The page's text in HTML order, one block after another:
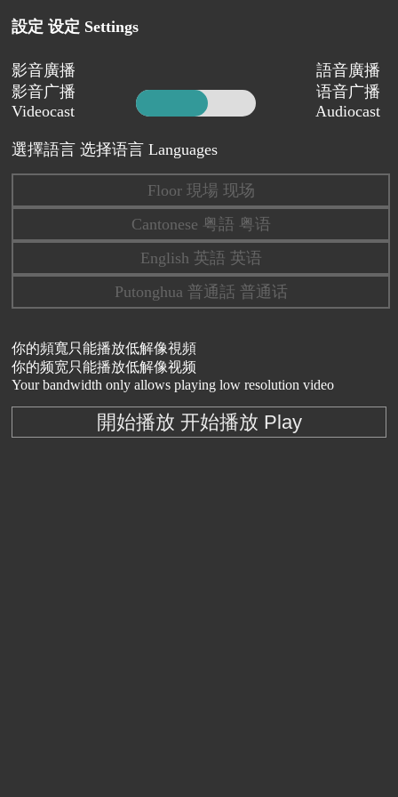
設定 设定 Settings
影音廣播
影音广播
Videocast
語音廣播
语音广播
Audiocast
選擇語言 选择语言 Languages
Floor 現場 现场
Cantonese 粤語 粤语
English 英語 英语
Putonghua 普通話 普通话
你的頻寬只能播放低解像視頻
你的频宽只能播放低解像视频
Your bandwidth only allows playing low resolution video
開始播放 开始播放 Play